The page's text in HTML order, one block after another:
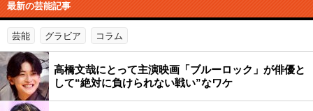
最新の芸能記事
芸能 グラビア コラム
高橋文哉にとって主演映画「ブルーロック」が俳優と
して“絶対に負けられない戦い”なワケ